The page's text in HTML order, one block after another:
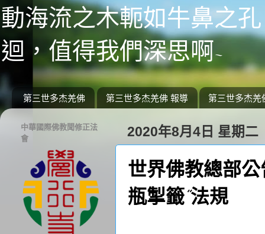
動海流之木軛如牛鼻之
迴，值得我們深思啊~
第三世多杰羌佛 第三世多杰羌佛 報導 第三世多杰羌
2020年8月4日 星期二
世界佛教總部
瓶掣籤”法規
中華國際佛教聞修正法
會